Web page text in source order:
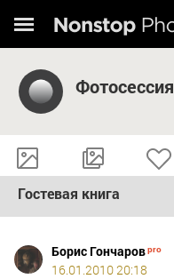
Фотосессия
Гостевая книга
Борис Гончаров
16.01.2010 20:18